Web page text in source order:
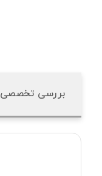
بررسی تخصصی